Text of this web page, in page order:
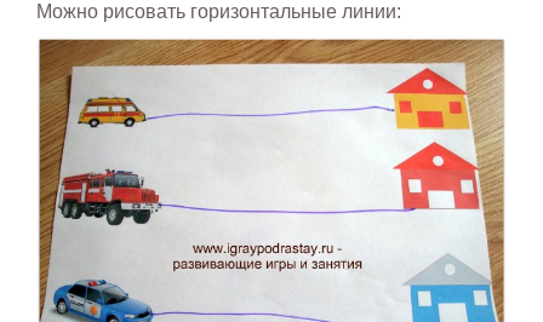
Можно рисовать горизонтальные линии: